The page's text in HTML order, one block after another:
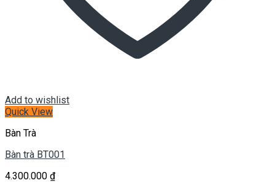
Add to wishlist
Quick View
Bàn Trà
Bàn trà BT001
4.300.000 ₫